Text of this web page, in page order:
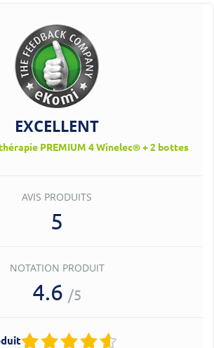
EXCELLENT
PREMIUM 4 Winelec® + 2 bottes
AVIS PRODUITS
5
NOTATION PRODUIT
4.6 /5